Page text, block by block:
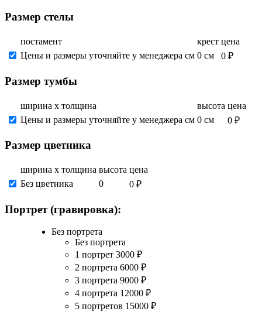
Размер стелы
постамент крест цена
Цены и размеры уточняйте у менеджера см 0 см 0 ₽
Размер тумбы
ширина х толщина высота цена
Цены и размеры уточняйте у менеджера см 0 см 0 ₽
Размер цветника
ширина х толщина высота цена
Без цветника
0 0 ₽
Портрет (гравировка):
Без портрета
Без портрета
1 портрет 3000 ₽
2 портрета 6000 ₽
3 портрета 9000 ₽
4 портрета 12000 ₽
5 портретов 15000 ₽